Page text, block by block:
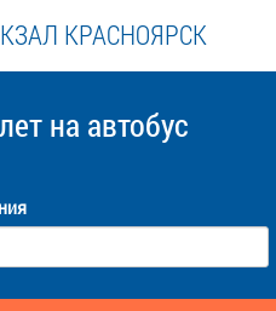
КРАСНОЯРСК
на автобус